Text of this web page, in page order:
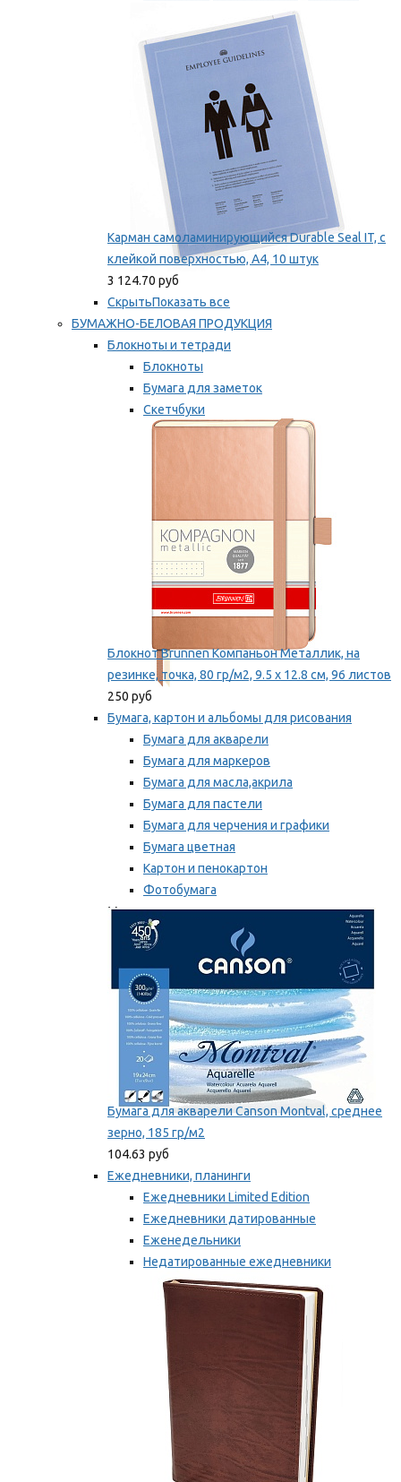
Таблички для маркировки
Мы рекомендуем
Карман самоламинирующийся Durable Seal IT, с
клейкой поверхностью, A4, 10 штук
3 124.70 руб
СкрытьПоказать все
БУМАЖНО-БЕЛОВАЯ ПРОДУКЦИЯ
Блокноты и тетради
Блокноты
Бумага для заметок
Скетчбуки
Тетради
Блокнот Brunnen Компаньон Металлик, на
резинке, точка, 80 гр/м2, 9.5 х 12.8 см, 96 листов
250 руб
Бумага, картон и альбомы для рисования
Бумага для акварели
Бумага для маркеров
Бумага для масла,акрила
Бумага для пастели
Бумага для черчения и графики
Бумага цветная
Картон и пенокартон
Фотобумага
Мы рекомендуем
Бумага для акварели Canson Montval, среднее
зерно, 185 гр/м2
104.63 руб
Ежедневники, планинги
Ежедневники Limited Edition
Ежедневники датированные
Еженедельники
Недатированные ежедневники
Планинги
Мы рекомендуем